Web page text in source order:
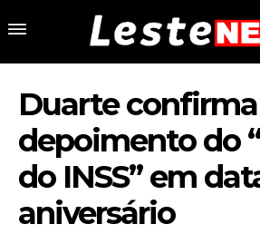
Duarte confirma
depoimento do
do INSS” em
aniversário